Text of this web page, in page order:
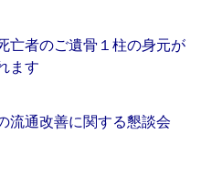
者のご遺骨１柱の身元が
ます
通改善に関する懇談会